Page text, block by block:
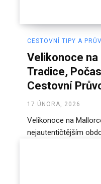
CESTOVNÍ TIPY A
Velikonoce
Tradice,
Cestovní
17 ÚNORA, 2026
Velikonoce na
nejautentičtějším